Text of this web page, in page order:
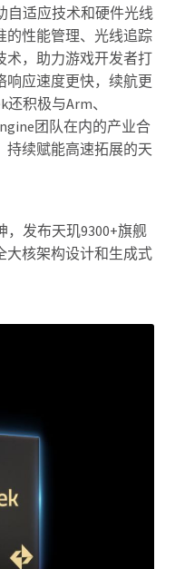
自适应技术和硬件光线
的性能管理、光线追踪
术，助力游戏开发者打
响应速度更快，续航更
积极与Arm、
团队在内的产业合
持续赋能高速拓展的天
，发布天玑9300+旗舰
大核架构设计和生成式